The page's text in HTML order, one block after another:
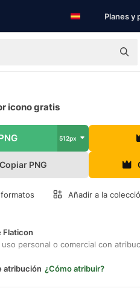
Planes y
icono gratis
512px
Copiar PNG
Añadir a la
Flaticon
uso personal o comercial con
atribución ¿Cómo atribuir?